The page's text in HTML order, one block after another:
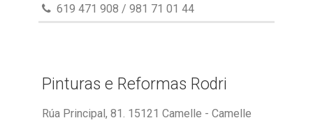
619 471 908 / 981 71 01 44
Pinturas e Reformas Rodri
Rúa Principal, 81. 15121 Camelle - Camelle